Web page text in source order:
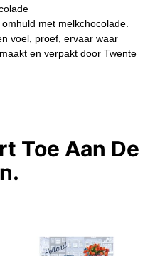
met melkchocolade.
voel, proef, ervaar waar
en verpakt door Twente
Toe Aan De